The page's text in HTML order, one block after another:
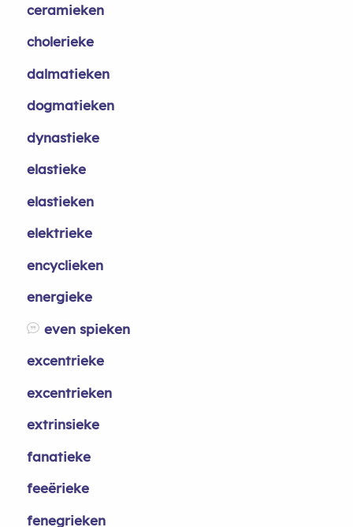
ceramieken
cholerieke
dalmatieken
dogmatieken
dynastieke
elastieke
elastieken
elektrieke
encyclieken
energieke
even spieken
excentrieke
excentrieken
extrinsieke
fanatieke
feeërieke
fenegrieken